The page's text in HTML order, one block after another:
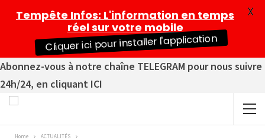
Abonnez-vous à notre chaîne TELEGRAM pour nous suivre
24h/24, en cliquant ICI
Home ACTUALITÉS
Tempête Infos: L'information en temps
réel sur votre mobile
Cliquer ici pour installer l'application
X